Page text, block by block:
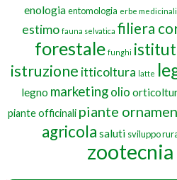
enologiaentomologia erbe medicinali
estimo fauna selvatica filiera
forestale funghi
istruzione itticoltura latte
legno marketing olio
piante officinali piante
agricola saluti sviluppo
zootecnia